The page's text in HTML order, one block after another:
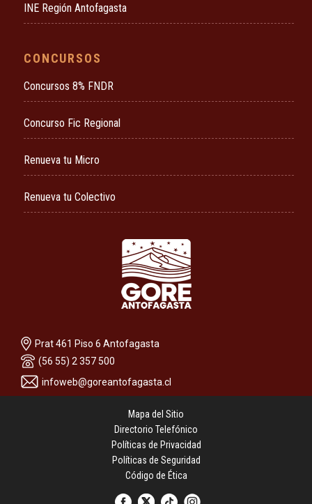
INE Región Antofagasta
CONCURSOS
Concursos 8% FNDR
Concurso Fic Regional
Renueva tu Micro
Renueva tu Colectivo
Prat 461 Piso 6 Antofagasta
(56 55) 2 357 500
infoweb@goreantofagasta.cl
Mapa del Sitio
Directorio Telefónico
Políticas de Privacidad
Políticas de Seguridad
Código de Ética